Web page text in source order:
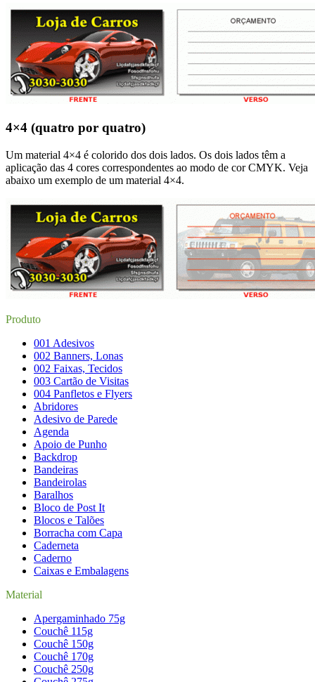
4×4 (quatro por quatro)
Um material 4×4 é colorido dos dois lados. Os dois lados têm a
aplicação das 4 cores correspondentes ao modo de cor CMYK. Veja
abaixo um exemplo de um material 4×4.
Produto
001 Adesivos
002 Banners, Lonas
002 Faixas, Tecidos
003 Cartão de Visitas
004 Panfletos e Flyers
Abridores
Adesivo de Parede
Agenda
Apoio de Punho
Backdrop
Bandeiras
Bandeirolas
Baralhos
Bloco de Post It
Blocos e Talões
Borracha com Capa
Caderneta
Caderno
Caixas e Embalagens
Material
Apergaminhado 75g
Couchê 115g
Couchê 150g
Couchê 170g
Couchê 250g